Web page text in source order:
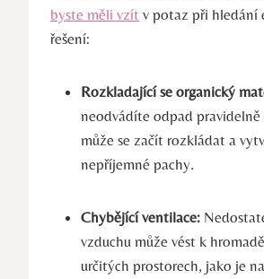
byste měli vzít v potaz při hledání⁢
řešení:
Rozkladající se organický
neodvádíte odpad pravidelně
může se začít ⁣rozkládat a
nepříjemné pachy.
Chybějící ventilace:
vzduchu může vést ⁤k
určitých prostorech, jako je